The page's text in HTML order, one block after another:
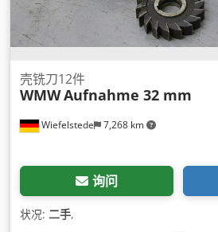
Wiefelstede 7,268 km
壳铣刀12件
WMWAufnahme 32 mm
询问
状况: 二手,